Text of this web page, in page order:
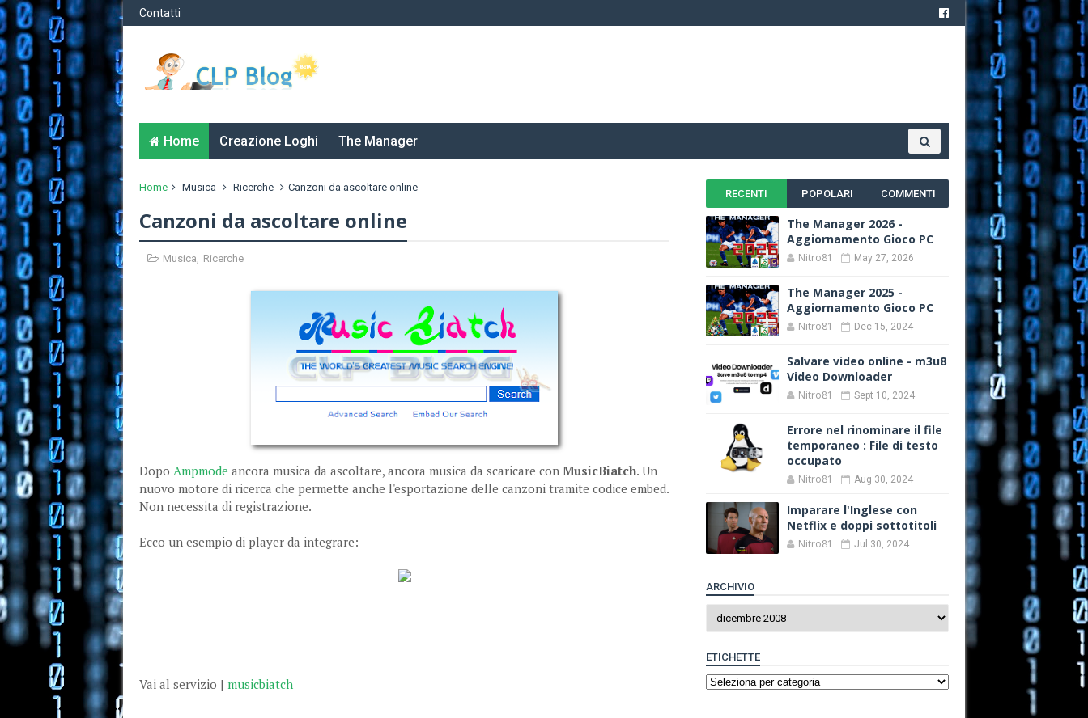
Contatti
Home Creazione Loghi The Manager
Home Musica Ricerche Canzoni da ascoltare online
Canzoni da ascoltare online
Musica, Ricerche
Dopo Ampmode ancora musica da ascoltare, ancora musica da scaricare con MusicBiatch. Un
nuovo motore di ricerca che permette anche l'esportazione delle canzoni tramite codice embed.
Non necessita di registrazione.
Ecco un esempio di player da integrare:
Vai al servizio | musicbiatch
RECENTI POPOLARI COMMENTI
The Manager 2026 -
Aggiornamento Gioco PC
Nitro81 May 27, 2026
The Manager 2025 -
Aggiornamento Gioco PC
Nitro81 Dec 15, 2024
Salvare video online - m3u8
Video Downloader
Nitro81 Sept 10, 2024
Errore nel rinominare il file
temporaneo : File di testo
occupato
Nitro81 Aug 30, 2024
Imparare l'Inglese con
Netflix e doppi sottotitoli
Nitro81 Jul 30, 2024
ARCHIVIO
ETICHETTE